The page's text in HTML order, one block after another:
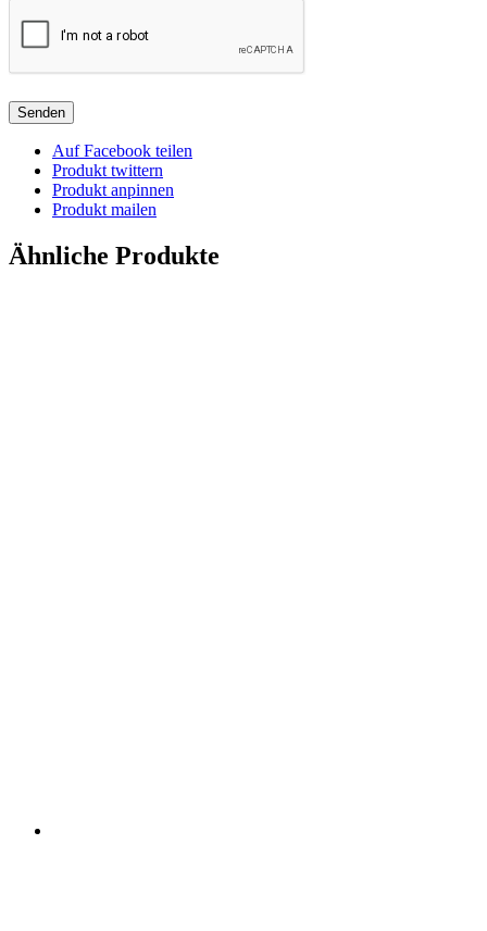
Auf Facebook teilen
Produkt twittern
Produkt anpinnen
Produkt mailen
Ähnliche Produkte